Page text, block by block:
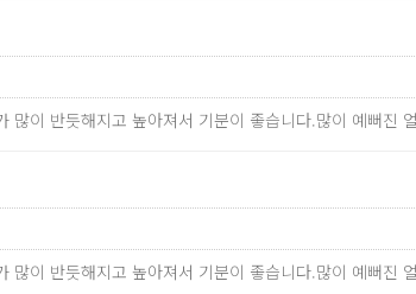
이 반듯해지고 높아져서 기분이 좋습니다.많이 예뻐진
이 반듯해지고 높아져서 기분이 좋습니다.많이 예뻐진